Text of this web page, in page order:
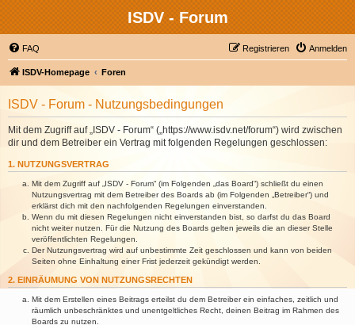
ISDV - Forum
FAQ Anmelden
Registrieren
ISDV-Homepage Foren
ISDV - Forum - Nutzungsbedingungen
Mit dem Zugriff auf „ISDV - Forum“ („https://www.isdv.net/forum“) wird zwischen
dir und dem Betreiber ein Vertrag mit folgenden Regelungen geschlossen:
1. NUTZUNGSVERTRAG
Mit dem Zugriff auf „ISDV - Forum“ (im Folgenden „das Board“) schließt du einen
Nutzungsvertrag mit dem Betreiber des Boards ab (im Folgenden „Betreiber“) und
erklärst dich mit den nachfolgenden Regelungen einverstanden.
Wenn du mit diesen Regelungen nicht einverstanden bist, so darfst du das Board
nicht weiter nutzen. Für die Nutzung des Boards gelten jeweils die an dieser Stelle
veröffentlichten Regelungen.
Der Nutzungsvertrag wird auf unbestimmte Zeit geschlossen und kann von beiden
Seiten ohne Einhaltung einer Frist jederzeit gekündigt werden.
2. EINRÄUMUNG VON NUTZUNGSRECHTEN
Mit dem Erstellen eines Beitrags erteilst du dem Betreiber ein einfaches, zeitlich und
räumlich unbeschränktes und unentgeltliches Recht, deinen Beitrag im Rahmen des
Boards zu nutzen.